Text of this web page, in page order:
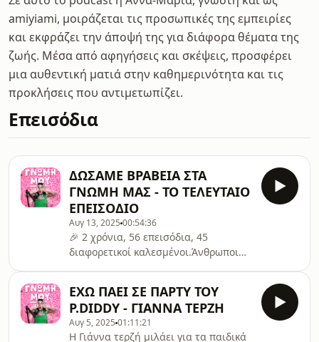
amiyiami, μοιράζεται τις προσωπικές της εμπειρίες
και εκφράζει την άποψή της για διάφορα θέματα της
ζωής. Μέσα από αφηγήσεις και σκέψεις, προσφέρει
μια αυθεντική ματιά στην καθημερινότητα και τις
προκλήσεις που αντιμετωπίζει.
Επεισόδια
ΔΩΣΑΜΕ ΒΡΑΒΕΙΑ ΣΤΑ
ΓΝΩΜΗ ΜΑΣ - ΤΟ ΤΕΛΕΥΤΑΙΟ
ΕΠΕΙΣΟΔΙΟ
Αυγ 13, 2025 00:54:36
🎉 2 χρόνια, 56 επεισόδια, 45
διαφορετικοί καλεσμένοι.Άνθρωποι
κυριολεκτικά και μεταφορικά.💬 Πάνω
από 7 εκατομμύρια προβολές
συνολικά.Εσείς μου δώσατε την
ΕΧΩ ΠΑΕΙ ΣΕ ΠΑΡΤΥ ΤΟΥ
P.DIDDY - ΓΙΑΝΝΑ ΤΕΡΖΗ
Αυγ 5, 2025 01:11:21
Η Γιάννα τερζή μιλάει για τα παιδικά